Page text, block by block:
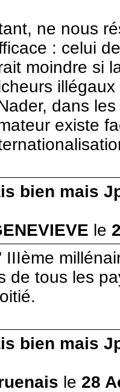
nous
: celui
moindre si
dans les
existe
bien mais
le
IIIème
de tous les
bien mais
le 28